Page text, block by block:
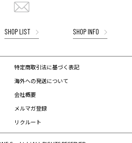
SHOP LIST SHOP INFO
特定商取引法に基づく表記
海外への発送について
会社概要
メルマガ登録
リクルート